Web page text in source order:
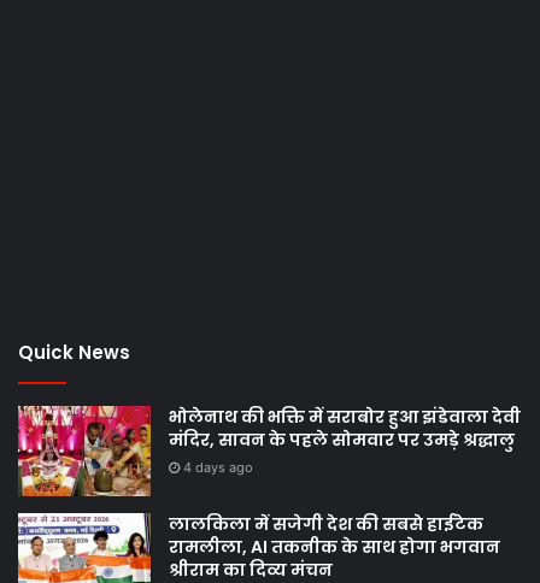
Quick News
भोलेनाथ की भक्ति में सराबोर हुआ झंडेवाला देवी
मंदिर, सावन के पहले सोमवार पर उमड़े श्रद्धालु
4 days ago
लालकिला में सजेगी देश की सबसे हाईटेक
रामलीला, AI तकनीक के साथ होगा भगवान
श्रीराम का दिव्य मंचन